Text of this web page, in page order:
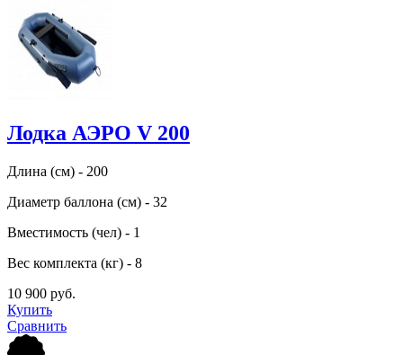
Лодка АЭРО V 200
Длина (см) - 200
Диаметр баллона (см) - 32
Вместимость (чел) - 1
Вес комплекта (кг) - 8
10 900 руб.
Купить
Сравнить